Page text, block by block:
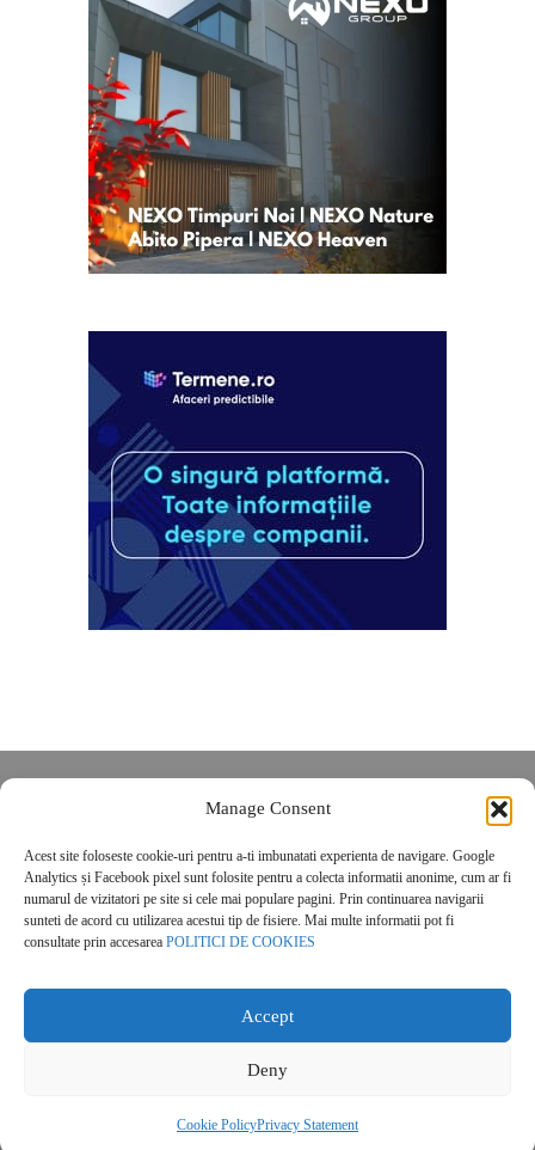
Manage Consent
Acest site foloseste cookie-uri pentru a-ti imbunatati experienta de navigare. Google
Analytics și Facebook pixel sunt folosite pentru a colecta informatii anonime, cum ar fi
numarul de vizitatori pe site si cele mai populare pagini. Prin continuarea navigarii
sunteti de acord cu utilizarea acestui tip de fisiere. Mai multe informatii pot fi
consultate prin accesarea POLITICI DE COOKIES
Accept
Deny
Cookie PolicyPrivacy Statement
POLITICĂ DE CONFIDENȚIALITATE
Politica de cookies
© 2026 Real Estate Magazine. All Rights Reserved.